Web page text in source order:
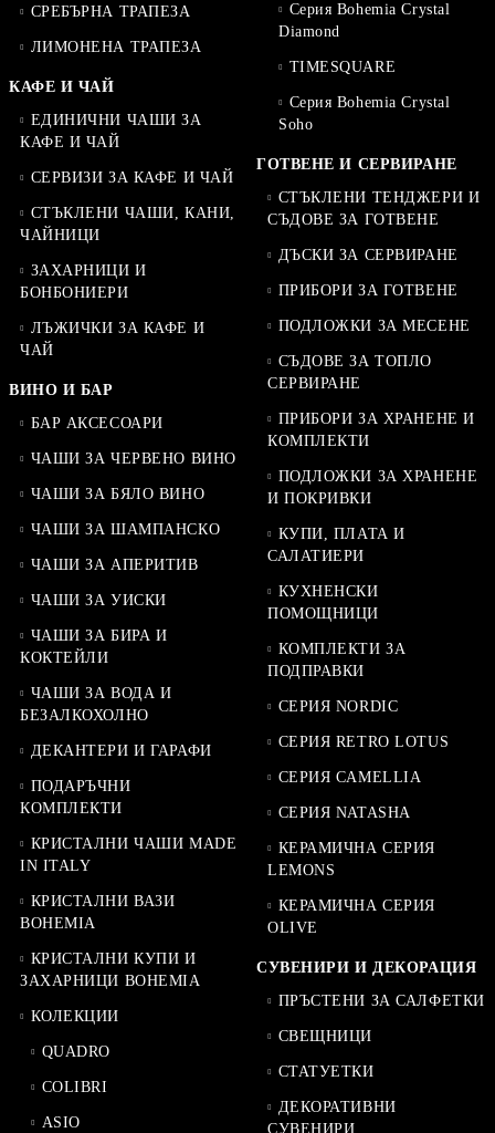
СРЕБЪРНА ТРАПЕЗА
ЛИМОНЕНА ТРАПЕЗА
КАФЕ И ЧАЙ
ЕДИНИЧНИ ЧАШИ ЗА
КАФЕ И ЧАЙ
СЕРВИЗИ ЗА КАФЕ И ЧАЙ
СТЪКЛЕНИ ЧАШИ, КАНИ,
ЧАЙНИЦИ
ЗАХАРНИЦИ И
БОНБОНИЕРИ
ЛЪЖИЧКИ ЗА КАФЕ И
ЧАЙ
ВИНО И БАР
БАР АКСЕСОАРИ
ЧАШИ ЗА ЧЕРВЕНО ВИНО
ЧАШИ ЗА БЯЛО ВИНО
ЧАШИ ЗА ШАМПАНСКО
ЧАШИ ЗА АПЕРИТИВ
ЧАШИ ЗА УИСКИ
ЧАШИ ЗА БИРА И
КОКТЕЙЛИ
ЧАШИ ЗА ВОДА И
БЕЗАЛКОХОЛНО
ДЕКАНТЕРИ И ГАРАФИ
ПОДАРЪЧНИ
КОМПЛЕКТИ
КРИСТАЛНИ ЧАШИ MADE
IN ITALY
КРИСТАЛНИ ВАЗИ
BOHEMIA
КРИСТАЛНИ КУПИ И
ЗАХАРНИЦИ BOHEMIA
КОЛЕКЦИИ
QUADRO
COLIBRI
ASIO
Серия Bohemia Crystal
Diamond
TIMESQUARE
Серия Bohemia Crystal
Soho
ГОТВЕНЕ И СЕРВИРАНЕ
СТЪКЛЕНИ ТЕНДЖЕРИ И
СЪДОВЕ ЗА ГОТВЕНЕ
ДЪСКИ ЗА СЕРВИРАНЕ
ПРИБОРИ ЗА ГОТВЕНЕ
ПОДЛОЖКИ ЗА МЕСЕНЕ
СЪДОВЕ ЗА ТОПЛО
СЕРВИРАНЕ
ПРИБОРИ ЗА ХРАНЕНЕ И
КОМПЛЕКТИ
ПОДЛОЖКИ ЗА ХРАНЕНЕ
И ПОКРИВКИ
КУПИ, ПЛАТА И
САЛАТИЕРИ
КУХНЕНСКИ
ПОМОЩНИЦИ
КОМПЛЕКТИ ЗА
ПОДПРАВКИ
СЕРИЯ NORDIC
СЕРИЯ RETRO LOTUS
СЕРИЯ CAMELLIA
СЕРИЯ NATASHA
КЕРАМИЧНА СЕРИЯ
LEMONS
КЕРАМИЧНА СЕРИЯ
OLIVE
СУВЕНИРИ И ДЕКОРАЦИЯ
ПРЪСТЕНИ ЗА САЛФЕТКИ
СВЕЩНИЦИ
СТАТУЕТКИ
ДЕКОРАТИВНИ
СУВЕНИРИ